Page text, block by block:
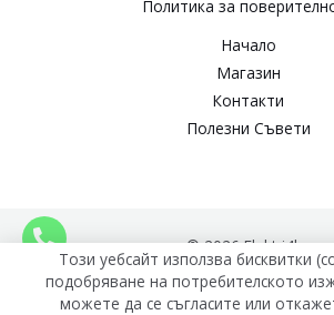
Политика за
Начало
Магазин
Контакти
Полезни Съвети
© 2026 Elektri4ko
Този уебсайт използва бисквитки
подобряване на потребителското
можете да се съгласите или